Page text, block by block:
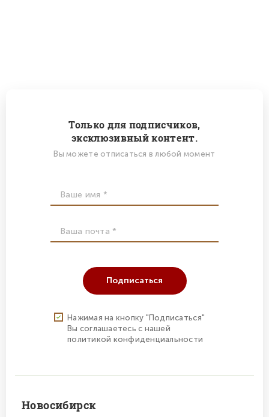
Только для подписчиков,
эксклюзивный контент.
Вы можете отписаться в любой момент
Подписаться
Нажимая на кнопку "Подписаться"
Вы соглашаетесь с нашей
политикой конфиденциальности
Новосибирск